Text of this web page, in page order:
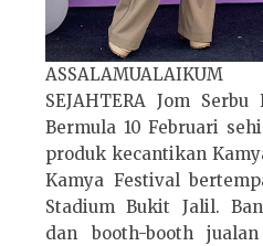
SEJAHTERA Jom Serbu
Bermula 10 Februari
produk kecantikan
Kamya Festival
Stadium Bukit Jalil.
dan booth-booth